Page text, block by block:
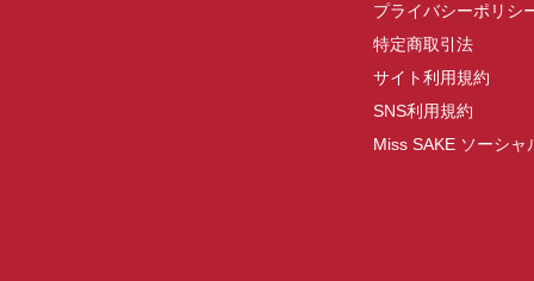
プライバシーポリシ
特定商取引法
サイト利用規約
SNS利用規約
Miss SAKE ソーシ